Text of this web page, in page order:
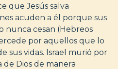
que Jesús salva
acuden a él porque sus
nunca cesan (Hebreos
por aquellos que lo
sus vidas. Israel murió por
de Dios de manera